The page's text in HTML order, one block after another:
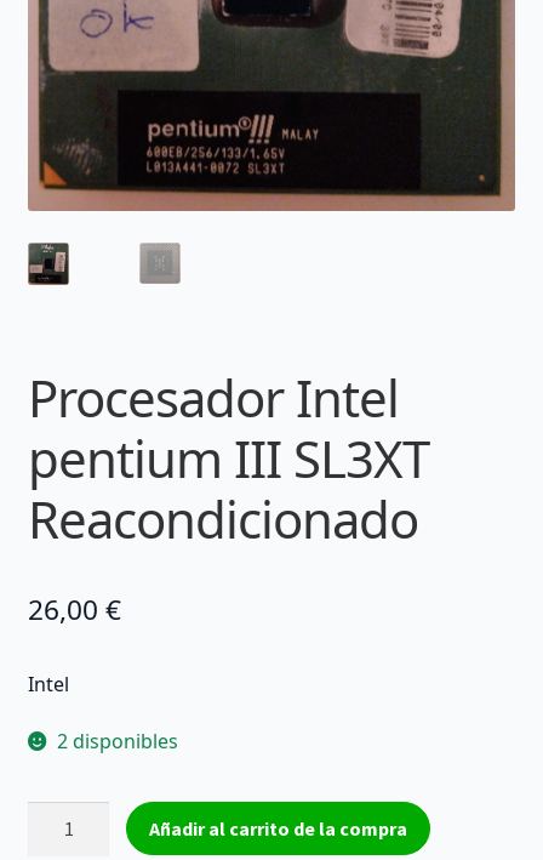
Procesador Intel
pentium III SL3XT
Reacondicionado
26,00 €
Intel
2 disponibles
Procesador
Intel
Añadir al carrito de la compra